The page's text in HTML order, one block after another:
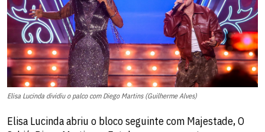
Elisa Lucinda dividiu o palco com Diego Martins (Guilherme Alves)
Elisa Lucinda abriu o bloco seguinte com Majestade, O